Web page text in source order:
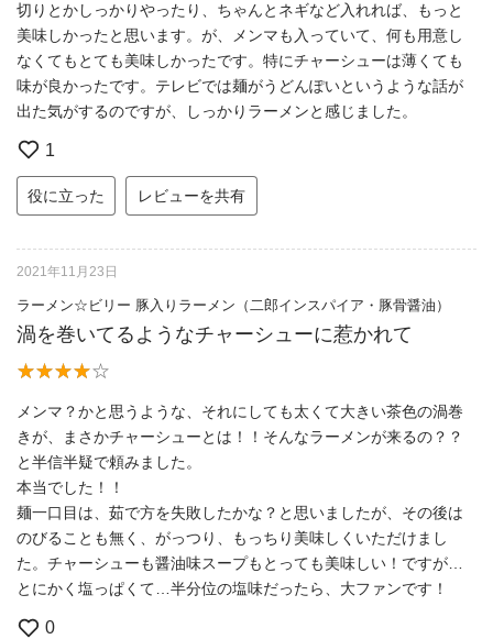
切りとかしっかりやったり、ちゃんとネギなど入れれば、もっと
美味しかったと思います。が、メンマも入っていて、何も用意し
なくてもとても美味しかったです。特にチャーシューは薄くても
味が良かったです。テレビでは麺がうどんぽいというような話が
出た気がするのですが、しっかりラーメンと感じました。
1
役に立った レビューを共有
2021年11月23日
ラーメン☆ビリー 豚入りラーメン（二郎インスパイア・豚骨醤油）
渦を巻いてるようなチャーシューに惹かれて
メンマ？かと思うような、それにしても太くて大きい茶色の渦巻
きが、まさかチャーシューとは！！そんなラーメンが来るの？？
と半信半疑で頼みました。
本当でした！！
麺一口目は、茹で方を失敗したかな？と思いましたが、その後は
のびることも無く、がっつり、もっちり美味しくいただけまし
た。チャーシューも醤油味スープもとっても美味しい！ですが…
とにかく塩っぱくて…半分位の塩味だったら、大ファンです！
0